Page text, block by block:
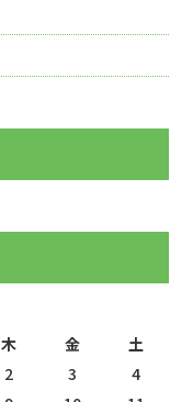
木 金
土
2 3
4